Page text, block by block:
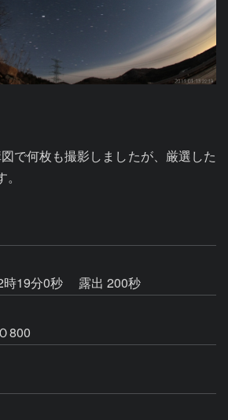
で何枚も撮影しましたが、厳選した
19分0秒
露出 200秒
800